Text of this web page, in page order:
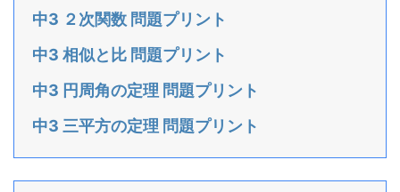
中3 ２次関数 問題プリント
中3 相似と比 問題プリント
中3 円周角の定理 問題プリント
中3 三平方の定理 問題プリント